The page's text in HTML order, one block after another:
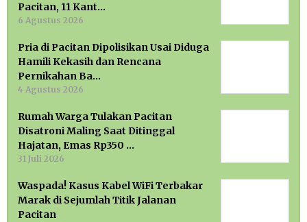
Pacitan, 11 Kant…
6 Agustus 2026
Pria di Pacitan Dipolisikan Usai Diduga
Hamili Kekasih dan Rencana
Pernikahan Ba…
4 Agustus 2026
Rumah Warga Tulakan Pacitan
Disatroni Maling Saat Ditinggal
Hajatan, Emas Rp350 …
31 Juli 2026
Waspada! Kasus Kabel WiFi Terbakar
Marak di Sejumlah Titik Jalanan
Pacitan